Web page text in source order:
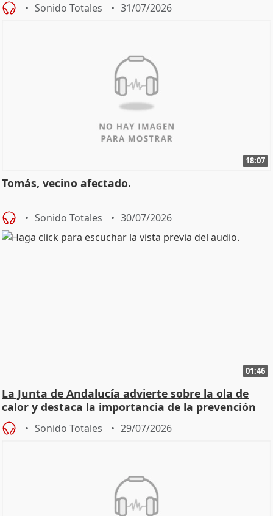
Sonido Totales 31/07/2026
18:07
Tomás, vecino afectado.
Sonido Totales 30/07/2026
01:46
La Junta de Andalucía advierte sobre la ola de
calor y destaca la importancia de la prevención
Sonido Totales 29/07/2026